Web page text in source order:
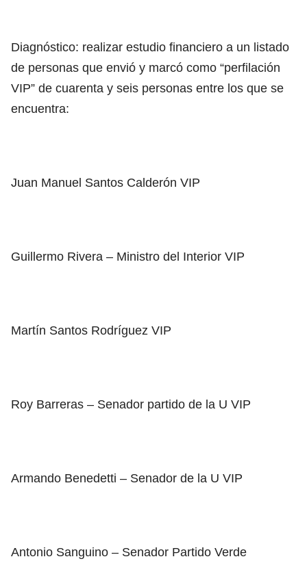
Diagnóstico: realizar estudio financiero a un listado
de personas que envió y marcó como “perfilación
VIP” de cuarenta y seis personas entre los que se
encuentra:
Juan Manuel Santos Calderón VIP
Guillermo Rivera – Ministro del Interior VIP
Martín Santos Rodríguez VIP
Roy Barreras – Senador partido de la U VIP
Armando Benedetti – Senador de la U VIP
Antonio Sanguino – Senador Partido Verde